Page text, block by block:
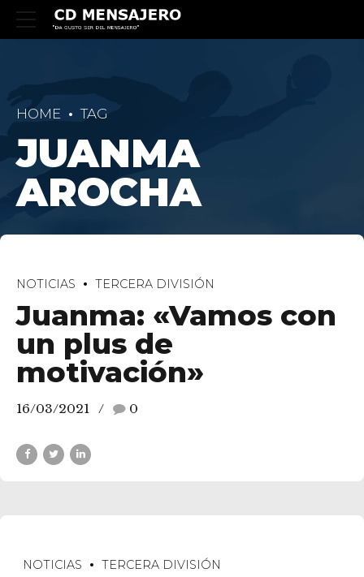
HOME TAG
JUANMA
AROCHA
NOTICIAS TERCERA DIVISIÓN
Juanma: «Vamos con
un plus de
motivación»
16/03/2021 0
NOTICIAS TERCERA DIVISIÓN